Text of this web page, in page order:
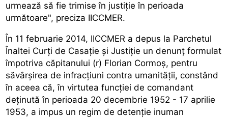
urmează să fie trimise în justiţie în perioada
următoare", preciza IICCMER.
În 11 februarie 2014, IICCMER a depus la Parchetul
Înaltei Curţi de Casaţie şi Justiţie un denunţ formulat
împotriva căpitanului (r) Florian Cormoş, pentru
săvârşirea de infracţiuni contra umanităţii, constând
în aceea că, în virtutea funcţiei de comandant
deţinută în perioada 20 decembrie 1952 - 17 aprilie
1953, a impus un regim de detenţie inuman